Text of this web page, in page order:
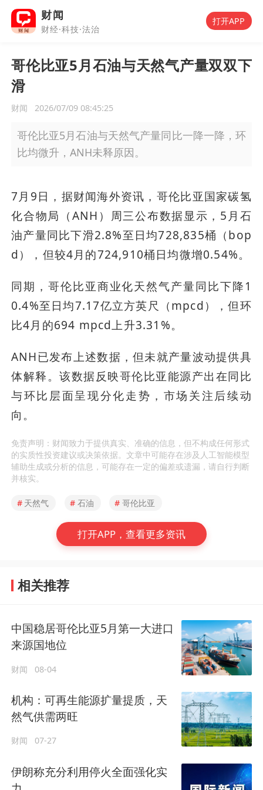
财闻
财经·科技·法治
打开APP
哥伦比亚5月石油与天然气产量双双下
滑
财闻 2026/07/09 08:45:25
哥伦比亚5月石油与天然气产量同比一降一降，环
比均微升，ANH未释原因。
7月9日，据财闻海外资讯，哥伦比亚国家碳氢
化合物局（ANH）周三公布数据显示，5月石
油产量同比下滑2.8%至日均728,835桶（bop
d），但较4月的724,910桶日均微增0.54%。
同期，哥伦比亚商业化天然气产量同比下降1
0.4%至日均7.17亿立方英尺（mpcd），但环
比4月的694 mpcd上升3.31%。
ANH已发布上述数据，但未就产量波动提供具
体解释。该数据反映哥伦比亚能源产出在同比
与环比层面呈现分化走势，市场关注后续动
向。
免责声明：财闻致力于提供真实、准确的信息，但不构成任何形式
的实质性投资建议或决策依据。文章中可能存在涉及人工智能模型
辅助生成或分析的信息，可能存在一定的偏差或遗漏，请自行判断
并核实。
# 天然气 # 石油 # 哥伦比亚
打开APP，查看更多资讯
相关推荐
中国稳居哥伦比亚5月第一大进口
来源国地位
财闻 08-04
机构：可再生能源扩量提质，天
然气供需两旺
财闻 07-27
伊朗称充分利用停火全面强化实